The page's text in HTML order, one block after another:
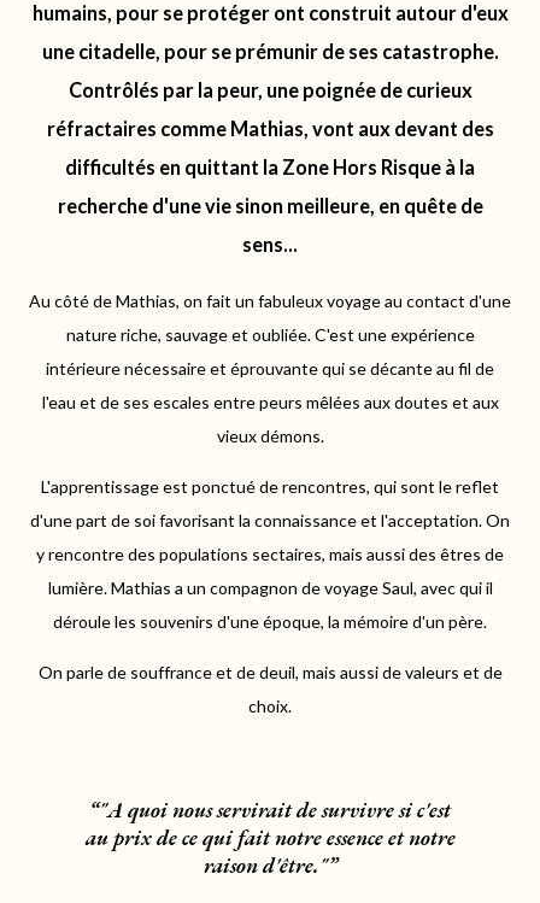
humains, pour se protéger ont construit autour d'eux
une citadelle, pour se prémunir de ses catastrophe.
Contrôlés parla peur, une poignée de curieux
réfractaires comme Mathias, vont aux devant des
difficultés en quittant la Zone Hors Risque à la
recherche d'une vie sinon meilleure, en quête de
sens...
Au côté deMathias, on fait un fabuleux voyage au contact d'une
nature riche, sauvage et oubliée. C'est une expérience
intérieure nécessaire et éprouvante qui se décante au fil de
l'eau et de ses escales entre peurs mêlées aux doutes et aux
vieux démons.
L'apprentissage est ponctué de rencontres, qui sont le reflet
d'une part de soi favorisant la connaissance et l'acceptation. On
y rencontre des populations sectaires, mais aussi des êtres de
lumière.Mathias a un compagnon de voyageSaul, avec qui il
déroule les souvenirs d'une époque, la mémoire d'un père.
On parle de souffrance et de deuil, mais aussi de valeurs et de
choix.
"A quoi nous servirait de survivre si c'est
au prix de ce qui fait notre essence et notre
raison d'être."